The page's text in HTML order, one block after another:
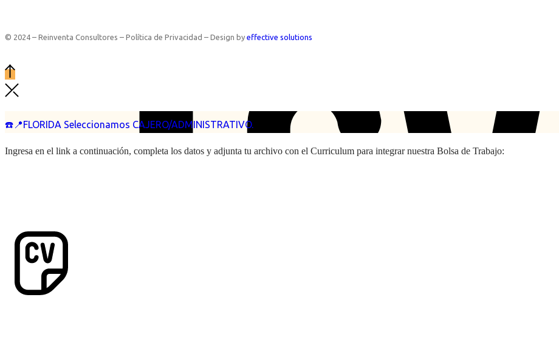
☎️📍FLORIDA Seleccionamos CAJERO/ADMINISTRATIVO.
© 2024 – Reinventa Consultores – Política de Privacidad – Design by effective solutions
Ingresa en el link a continuación, completa los datos y adjunta tu archivo con el Curriculum para integrar nuestra Bolsa de Trabajo: